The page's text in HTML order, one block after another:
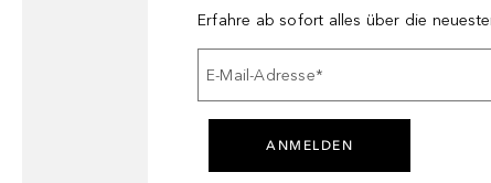
Erfahre ab sofort alles über die
E-Mail-Adresse*
ANMELDEN